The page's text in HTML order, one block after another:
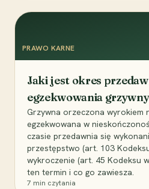
PRAWO KARNE
Jaki jest okres
egzekwowania
Grzywna orzeczona wyrokiem
egzekwowana w
czasie przedawnia się
przestępstwo (art. 103
wykroczenie (art. 45 Kodeksu
ten termin i co go zawiesza.
7 min czytania